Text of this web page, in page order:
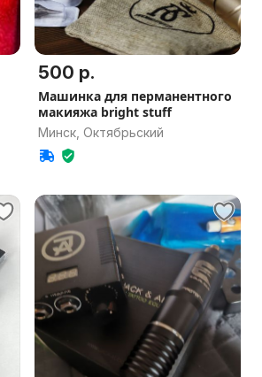
500 р.
Машинка для перманентного
макияжа bright stuff
Минск, Октябрьский